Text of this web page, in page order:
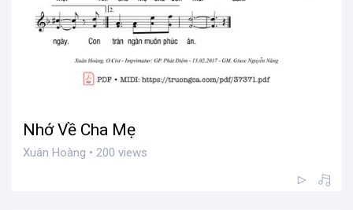
Nhớ Về Cha Mẹ
Xuân Hoàng • 200 views